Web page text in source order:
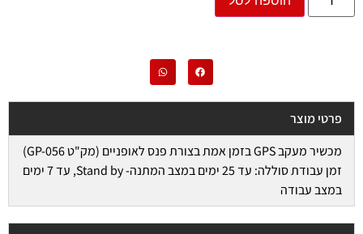
פרטי מוצר
מכשיר מעקב GPS בזמן אמת בצורת פנס לאופניים (מק"ט GP-056)
זמן עבודת סוללה: עד 25 ימים במצב המתנה- Stand by, עד 7 ימים
במצב עבודה